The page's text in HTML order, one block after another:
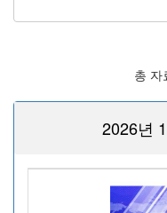
총 자
2026년